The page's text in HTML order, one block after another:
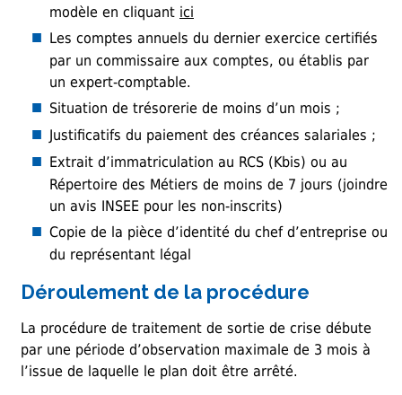
modèle en cliquant ici
Les comptes annuels du dernier exercice certifiés
par un commissaire aux comptes, ou établis par
un expert-comptable.
Situation de trésorerie de moins d’un mois ;
Justificatifs du paiement des créances salariales ;
Extrait d’immatriculation au RCS (Kbis) ou au
Répertoire des Métiers de moins de 7 jours (joindre
un avis INSEE pour les non-inscrits)
Copie de la pièce d’identité du chef d’entreprise ou
du représentant légal
Déroulement de la procédure
La procédure de traitement de sortie de crise débute
par une période d’observation maximale de 3 mois à
l’issue de laquelle le plan doit être arrêté.